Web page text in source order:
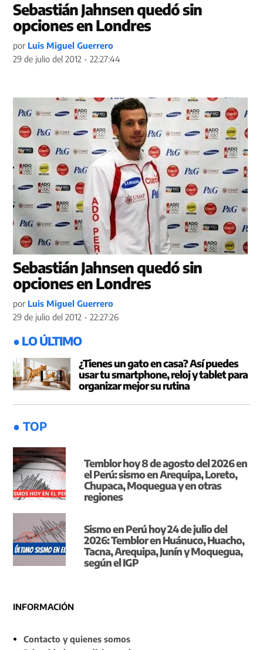
Sebastián Jahnsen quedó sin
opciones en Londres
por Luis Miguel Guerrero
29 de julio del 2012 - 22:27:44
Sebastián Jahnsen quedó sin
opciones en Londres
por Luis Miguel Guerrero
29 de julio del 2012 - 22:27:26
● LO ÚLTIMO
¿Tienes un gato en casa? Así puedes
usar tu smartphone, reloj y tablet para
organizar mejor su rutina
● TOP
Temblor hoy 8 de agosto del 2026 en
el Perú: sismo en Arequipa, Loreto,
Chupaca, Moquegua y en otras
regiones
Sismo en Perú hoy 24 de julio del
2026: Temblor en Huánuco, Huacho,
Tacna, Arequipa, Junín y Moquegua,
según el IGP
INFORMACIÓN
Contacto y quienes somos